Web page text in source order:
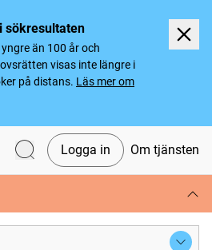
sökresultaten
än 100 år och
visas inte längre i
på distans. Läs mer om
Logga in Om tjänsten